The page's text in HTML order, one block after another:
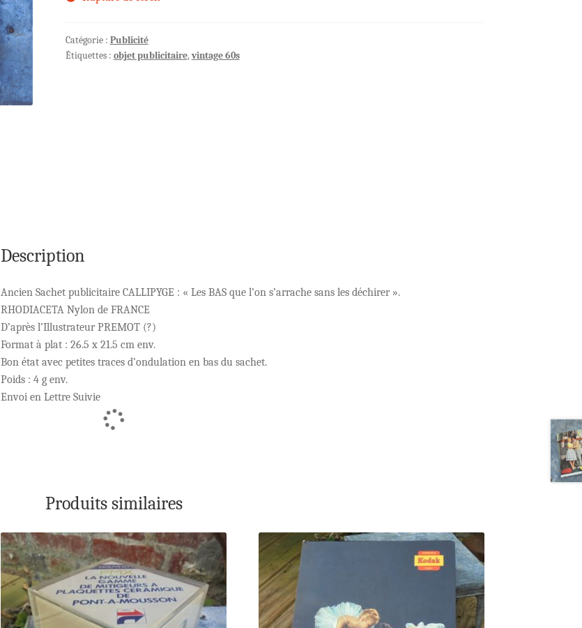
Catégorie : Publicité
Étiquettes : objet publicitaire,vintage 60s
Description
Ancien Sachet publicitaire CALLIPYGE : « Les BAS que l’on s’arrache sans les déchirer ».
RHODIACETA Nylon de FRANCE
D’après l’Illustrateur PREMOT (?)
Format à plat : 26.5 x 21.5 cm env.
Bon état avec petites traces d’ondulation en bas du sachet.
Poids : 4 g env.
Envoi en Lettre Suivie
Produits similaires